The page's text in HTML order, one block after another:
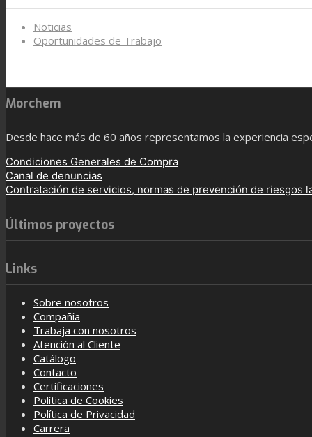
Noticias
Oportunidades de Trabajo
Morchem
Desde hace más de 60 años representamos la experiencia
Condiciones Generales de Compra
Canal de denuncias
Contratación de servicios, normas de prevención de riesgos
Últimos proyectos
Links
Sobre nosotros
Compañía
Trabaja con nosotros
Atención al Cliente
Catálogo
Contacto
Certificaciones
Política de Cookies
Política de Privacidad
Carrera